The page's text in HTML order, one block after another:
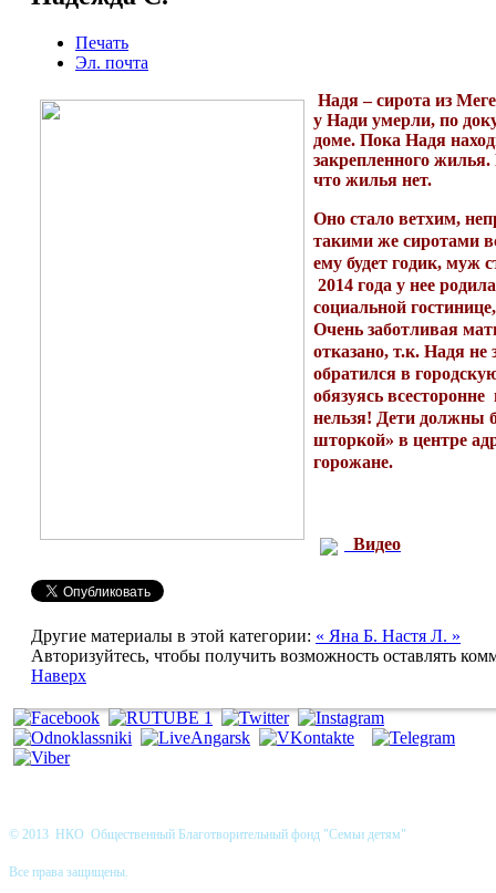
Печать
Эл. почта
Надя – сирота из
у Нади умерли, по
доме. Пока Надя
закрепленного
что жилья нет.
Оно стало ветхим,
такими же сиротами
ему будет годик, муж
2014 года у нее
социальной
Очень заботливая
отказано, т.к. Надя
обратился в
обязуясь
нельзя! Дети должны
шторкой» в центре
горожане.
Видео
Другие материалы в этой категории: « Яна Б. Настя Л. »
Авторизуйтесь, чтобы получить возможность оставлять
Наверх
© 2013 НКО Общественный Благотворительный фонд "Семьи детям"
Все права защищены.